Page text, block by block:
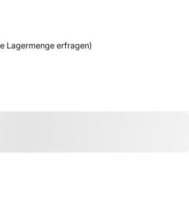
Lagermenge erfragen)